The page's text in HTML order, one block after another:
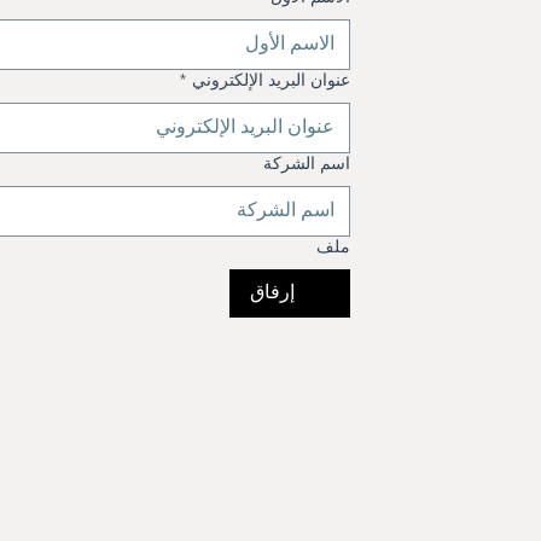
عنوان البريد الإلكتروني *
اسم الشركة
ملف
إرفاق